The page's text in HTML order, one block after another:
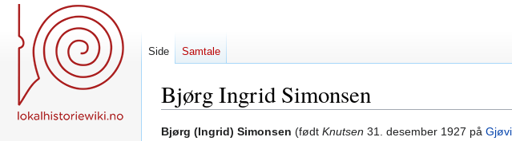
Bjørg Ingrid Simonsen
Hopp
Hopp
Bjørg (Ingrid) Simonsen (født Knutsen 31. desember 1927 på
Side Samtale